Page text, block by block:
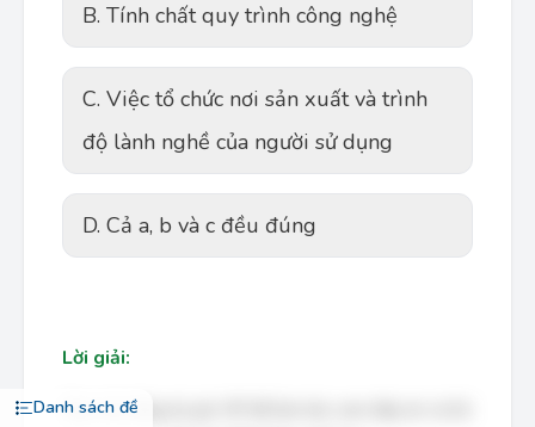
Danh sách đề
B. Tính chất quy trình công nghệ
C. Việc tổ chức nơi sản xuất và trình
độ lành nghề của người sử dụng
D. Cả a, b và c đều đúng
Lời giải:
Bạn cần đăng ký gói VIP để làm bài, xem đáp án và lời